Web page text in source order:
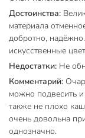
Достоинства:
материала
добротно,
искусственные
Недостатки: Не
Комментарий:
можно подвесить
также не плохо
очень довольна
однозначно.